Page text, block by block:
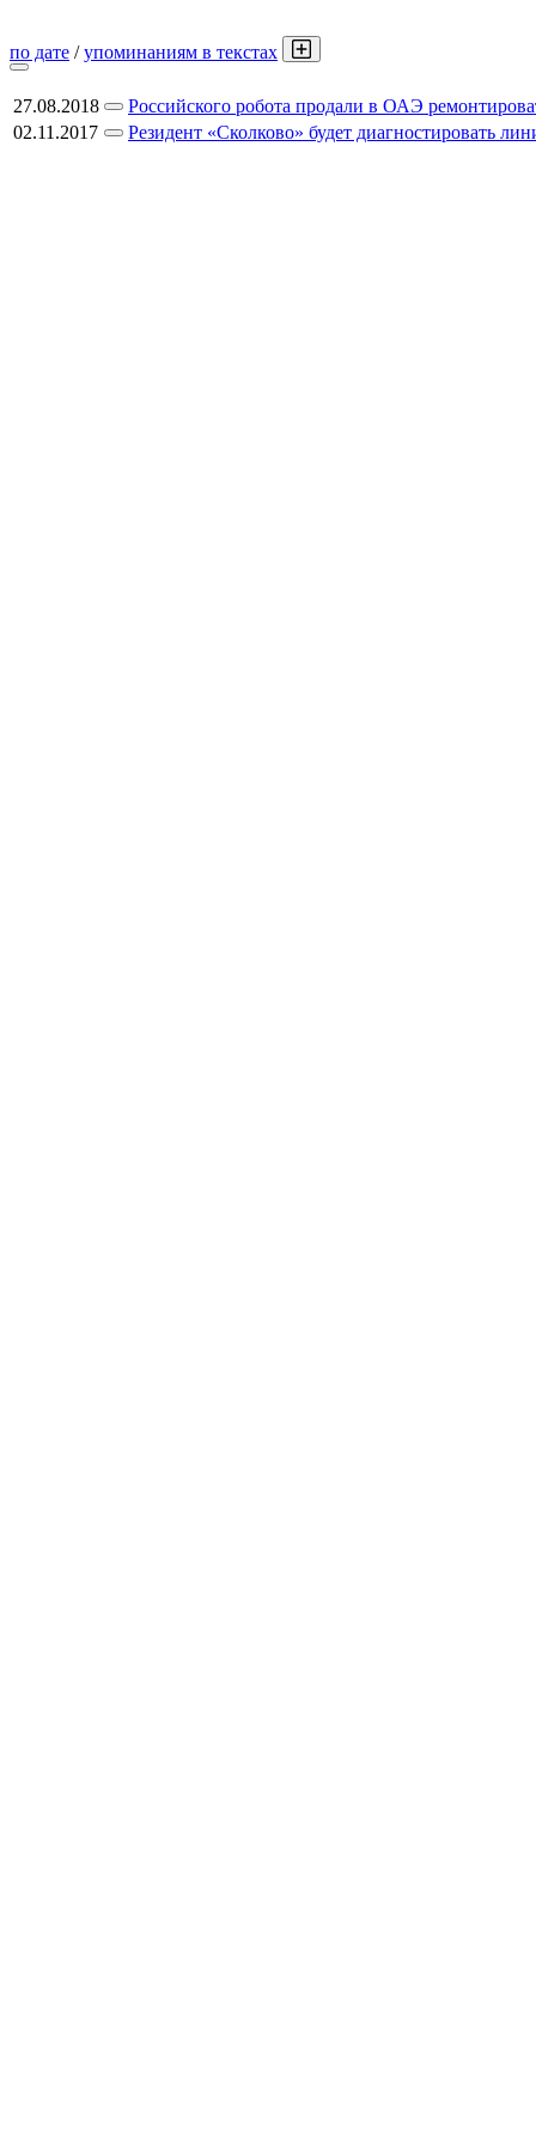
по дате /упоминаниям в текстах
27.08.2018
Российского робота продали в ОАЭ
02.11.2017
Резидент «Сколково» будет диагностировать